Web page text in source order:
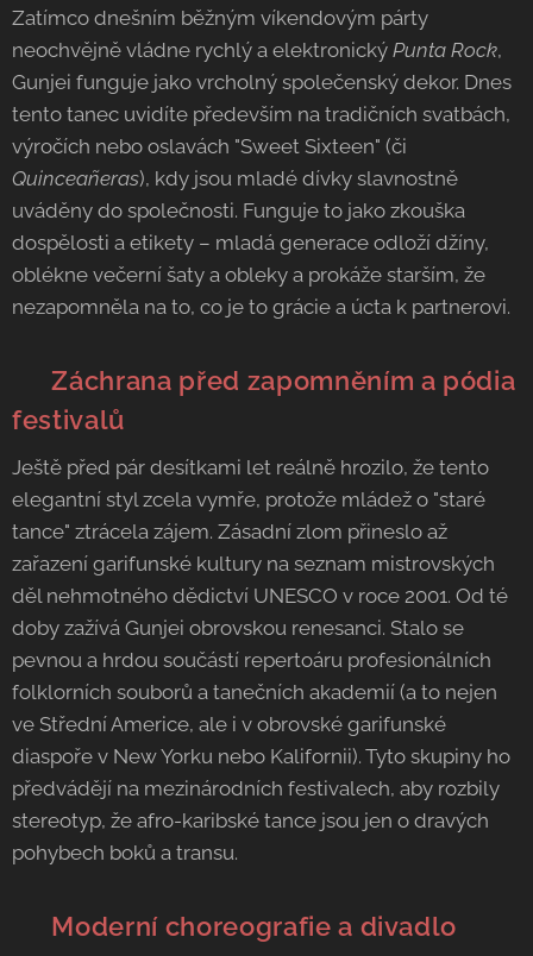
Zatímco dnešním běžným víkendovým párty
neochvějně vládne rychlý a elektronický Punta Rock,
Gunjei funguje jako vrcholný společenský dekor. Dnes
tento tanec uvidíte především na tradičních svatbách,
výročích nebo oslavách "Sweet Sixteen" (či
Quinceañeras), kdy jsou mladé dívky slavnostně
uváděny do společnosti. Funguje to jako zkouška
dospělosti a etikety – mladá generace odloží džíny,
oblékne večerní šaty a obleky a prokáže starším, že
nezapomněla na to, co je to grácie a úcta k partnerovi.
🌍 Záchrana před zapomněním a pódia
festivalů
Ještě před pár desítkami let reálně hrozilo, že tento
elegantní styl zcela vymře, protože mládež o "staré
tance" ztrácela zájem. Zásadní zlom přineslo až
zařazení garifunské kultury na seznam mistrovských
děl nehmotného dědictví UNESCO v roce 2001. Od té
doby zažívá Gunjei obrovskou renesanci. Stalo se
pevnou a hrdou součástí repertoáru profesionálních
folklorních souborů a tanečních akademií (a to nejen
ve Střední Americe, ale i v obrovské garifunské
diaspoře v New Yorku nebo Kalifornii). Tyto skupiny ho
předvádějí na mezinárodních festivalech, aby rozbily
stereotyp, že afro-karibské tance jsou jen o dravých
pohybech boků a transu.
🎭 Moderní choreografie a divadlo